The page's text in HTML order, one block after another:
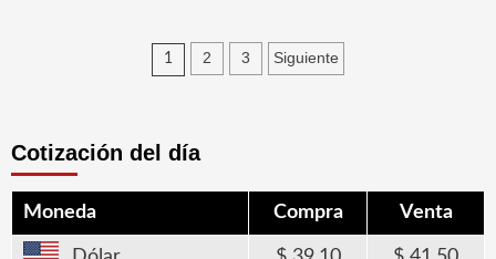
Paginación
1 2 3 Siguiente
Cotización del día
Moneda Compra Venta